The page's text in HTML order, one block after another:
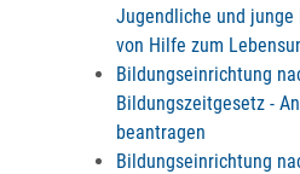
Jugendliche und junge
von Hilfe zum
Bildungseinrichtung
Bildungszeitgesetz -
beantragen
Bildungseinrichtung